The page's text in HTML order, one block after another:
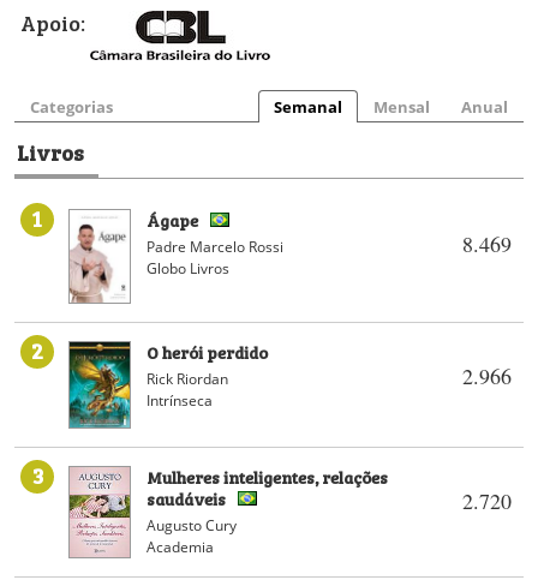
Apoio:
Categorias Semanal Mensal Anual
Livros
1
8.469
Ágape
Padre Marcelo Rossi
Globo Livros
2
2.966
O herói perdido
Rick Riordan
Intrínseca
3
2.720
Mulheres inteligentes, relações
saudáveis
Augusto Cury
Academia